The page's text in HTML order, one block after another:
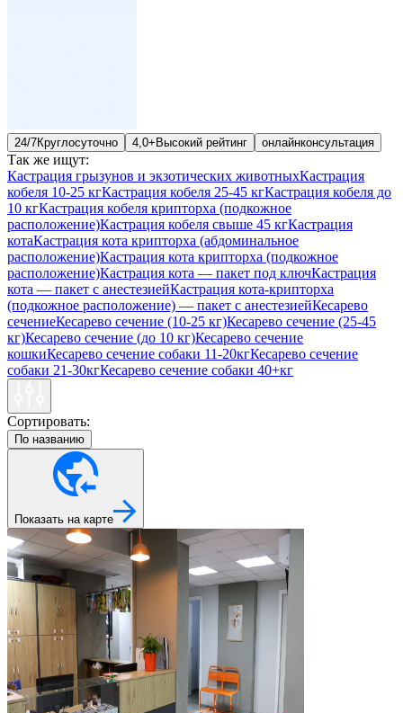
24/7Круглосуточно 4,0+ Высокий рейтинг онлайнконсультация
Так же ищут:
Кастрация грызунов и экзотических животныхКастрация
кобеля 10-25 кгКастрация кобеля 25-45 кгКастрация кобеля до
10 кгКастрация кобеля крипторха (подкожное
расположение)Кастрация кобеля свыше 45 кгКастрация
котаКастрация кота крипторха (абдоминальное
расположение)Кастрация кота крипторха (подкожное
расположение)Кастрация кота — пакет под ключКастрация
кота — пакет с анестезиейКастрация кота-крипторха
(подкожное расположение) — пакет с анестезиейКесарево
сечениеКесарево сечение (10-25 кг)Кесарево сечение (25-45
кг)Кесарево сечение (до 10 кг)Кесарево сечение
кошкиКесарево сечение собаки 11-20кгКесарево сечение
собаки 21-30кгКесарево сечение собаки 40+кг
Сортировать:
По названию
Показать на карте